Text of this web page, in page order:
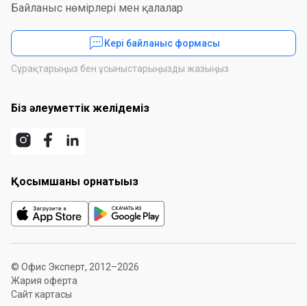
Байланыс нөмірлері мен қалалар
Кері байланыс формасы
Сұрақтарыңыз бен ұсыныстарыңызды жазыңыз
Біз әлеуметтік желідеміз
Қосымшаны орнатыңыз
© Офис Эксперт, 2012–2026
Жария оферта
Сайт картасы